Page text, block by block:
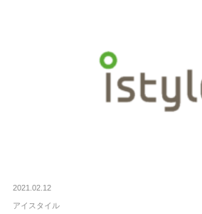
2021.02.12
アイスタイル